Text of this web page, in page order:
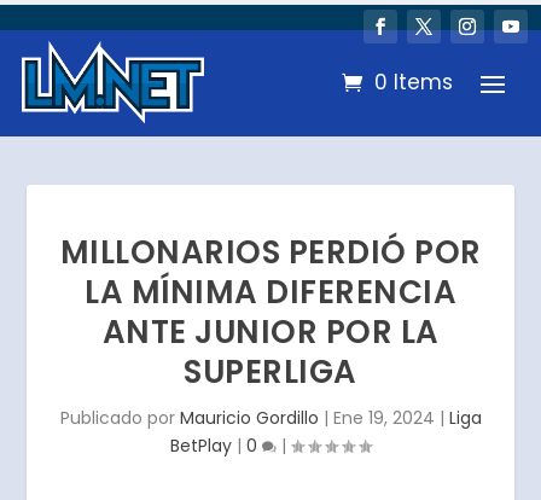
0 Items
MILLONARIOS PERDIÓ POR
LA MÍNIMA DIFERENCIA
ANTE JUNIOR POR LA
SUPERLIGA
Publicado por Mauricio Gordillo | Ene 19, 2024 | Liga
BetPlay | 0 |